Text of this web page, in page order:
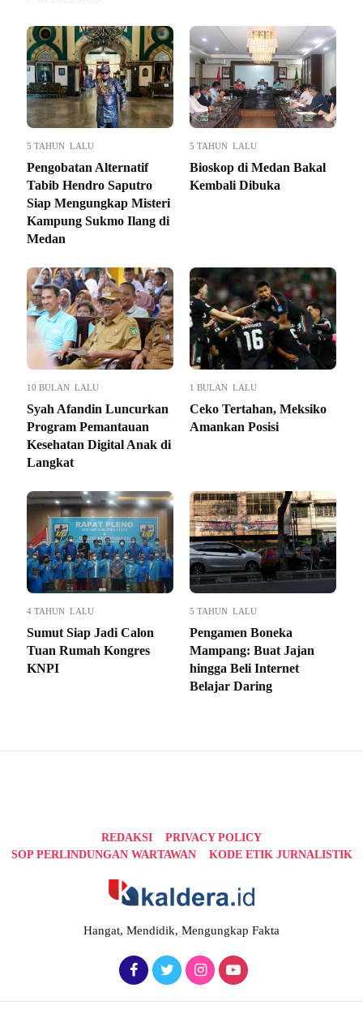
5 TAHUN LALU
Pengobatan Alternatif
Tabib Hendro Saputro
Siap Mengungkap Misteri
Kampung Sukmo Ilang di
Medan
5 TAHUN LALU
Bioskop di Medan Bakal
Kembali Dibuka
10 BULAN LALU
Syah Afandin Luncurkan
Program Pemantauan
Kesehatan Digital Anak di
Langkat
1 BULAN LALU
Ceko Tertahan, Meksiko
Amankan Posisi
4 TAHUN LALU
Sumut Siap Jadi Calon
Tuan Rumah Kongres
KNPI
5 TAHUN LALU
Pengamen Boneka
Mampang: Buat Jajan
hingga Beli Internet
Belajar Daring
REDAKSI
PRIVACY POLICY
SOP PERLINDUNGAN WARTAWAN
KODE ETIK JURNALISTIK
Hangat, Mendidik, Mengungkap Fakta